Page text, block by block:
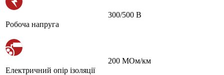
Робоча напруга
300/500 В
Електричний опір ізоляції
200 МОм/км